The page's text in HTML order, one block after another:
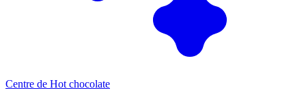
Centre de Hot chocolate